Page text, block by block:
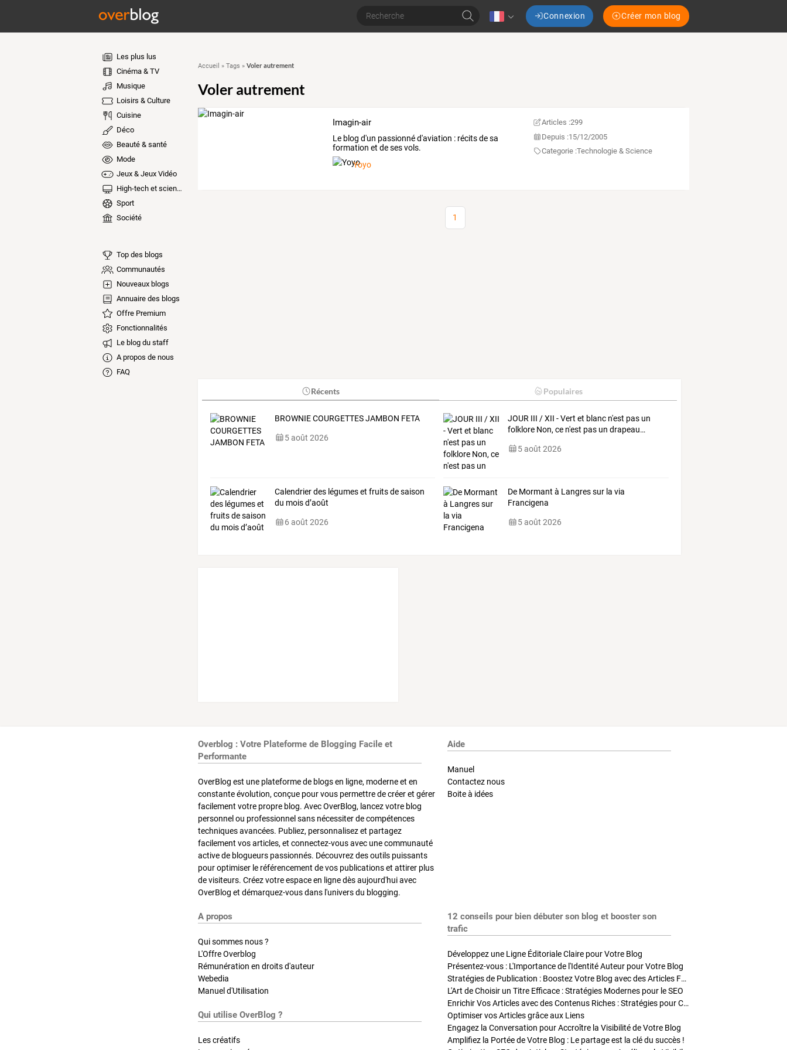
Connexion Créer mon blog
Les plus lus
Cinéma & TV
Musique
Loisirs & Culture
Cuisine
Déco
Beauté & santé
Mode
Jeux & Jeux Vidéo
High-tech et sciences
Sport
Société
Top des blogs
Communautés
Nouveaux blogs
Annuaire des blogs
Offre Premium
Fonctionnalités
Le blog du staff
A propos de nous
FAQ
Accueil » Tags » Voler autrement
Voler autrement
Imagin-air
Le blog d'un passionné d'aviation : récits de sa
formation et de ses vols.
Yoyo
Articles :299
Depuis :15/12/2005
Categorie :Technologie & Science
1
Récents Populaires
BROWNIE COURGETTES JAMBON FETA
5 août 2026
JOUR III /XII -Vert et blanc n'est pas un
folklore Non, ce n'est pas un drapeau…
5 août 2026
Calendrier des légumes et fruits de saison
du mois d’août
6 août 2026
De Mormant à Langres sur la via
Francigena
5 août 2026
Overblog : Votre Plateforme de Blogging Facile et
Performante
OverBlog est une plateforme de blogs en ligne, moderne et en
constante évolution, conçue pour vous permettre de créer et gérer
facilement votre propre blog. Avec OverBlog, lancez votre blog
personnel ou professionnel sans nécessiter de compétences
techniques avancées. Publiez, personnalisez et partagez
facilement vos articles, et connectez-vous avec une communauté
active de blogueurs passionnés. Découvrez des outils puissants
pour optimiser le référencement de vos publications et attirer plus
de visiteurs. Créez votre espace en ligne dès aujourd'hui avec
OverBlog et démarquez-vous dans l'univers du blogging.
Aide
Manuel
Contactez nous
Boite à idées
A propos
Qui sommes nous ?
L'Offre Overblog
Rémunération en droits d'auteur
Webedia
Manuel d'Utilisation
Qui utilise OverBlog ?
Les créatifs
12 conseils pour bien débuter son blog et booster son
trafic
Développez une Ligne Éditoriale Claire pour Votre Blog
Présentez-vous : L'Importance de l'Identité Auteur pour Votre Blog
Stratégies de Publication : Boostez Votre Blog avec des Articles Fréquents et Exclusifs
L'Art de Choisir un Titre Efficace : Stratégies Modernes pour le SEO
Enrichir Vos Articles avec des Contenus Riches : Stratégies pour Captiver et Optimiser
Optimiser vos Articles grâce aux Liens
Engagez la Conversation pour Accroître la Visibilité de Votre Blog
Amplifiez la Portée de Votre Blog : Le partage est la clé du succès !